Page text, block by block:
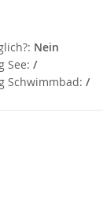
Nein
See: /
Schwimmbad: /